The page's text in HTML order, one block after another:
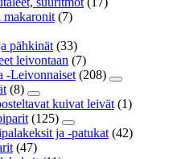
makaronit (7)
pähkinät (33)
leivontaan (7)
-Leivonnaiset (208)
(8)
kuivat leivät (1)
(125)
ja -patukat (42)
(47)